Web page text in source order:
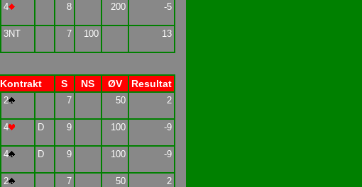
4 8 200 -5
3NT 7 100 13
Kontrakt S NS ØV Resultat
2 7 50 2
4 D 9 100 -9
4 D 9 100 -9
2 7 50 2